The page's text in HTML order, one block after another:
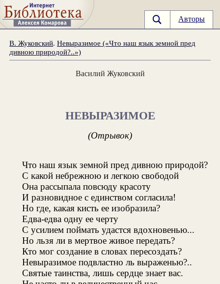
Авторы
В. Жуковский.Невыразимое («Что наш язык земной пред
дивною природой?..»)
Василий Жуковский
НЕВЫРАЗИМОЕ
(Отрывок)
Что наш язык земной пред дивною природой?
С какой небрежною и легкою свободой
Она рассыпала повсюду красоту
И разновидное с единством согласила!
Но где, какая кисть ее изобразила?
Едва-едва одну ее черту
С усилием поймать удастся вдохновенью...
Но льзя ли в мертвое живое передать?
Кто мог создание в словах пересоздать?
Невыразимое подвластно ль выраженью?..
Святые таинства, лишь сердце знает вас.